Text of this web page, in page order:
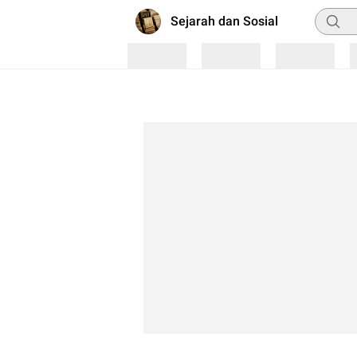
Sejarah dan Sosial